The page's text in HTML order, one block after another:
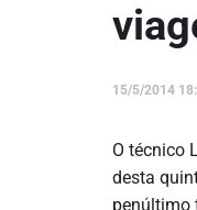
15/5/2014
O técnico
desta
penúltimo